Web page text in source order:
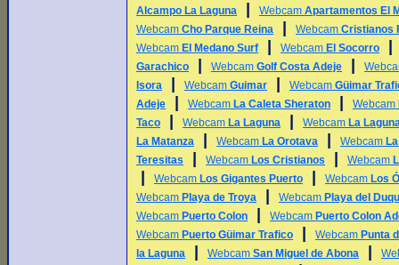
Alcampo La Laguna
Webcam Apartamentos El
Webcam Cho Parque Reina Webcam Cristianos
Webcam El Medano Surf Webcam El Socorro
Garachico Webcam Golf Costa Adeje
Isora
Webcam Guimar Webcam Güimar
Adeje
Webcam La Caleta Sheraton Webcam
Taco
Webcam La Laguna Webcam La
La Matanza
Webcam La Orotava Webcam
Teresitas
Webcam Los Cristianos Webcam
Webcam Los Gigantes Puerto Webcam Los
Webcam Playa de Troya Webcam Playa del
Webcam Puerto Colon Webcam Puerto Colon
Webcam Puerto Güimar Trafico Webcam Punta
la Laguna
Webcam San Miguel de Abona